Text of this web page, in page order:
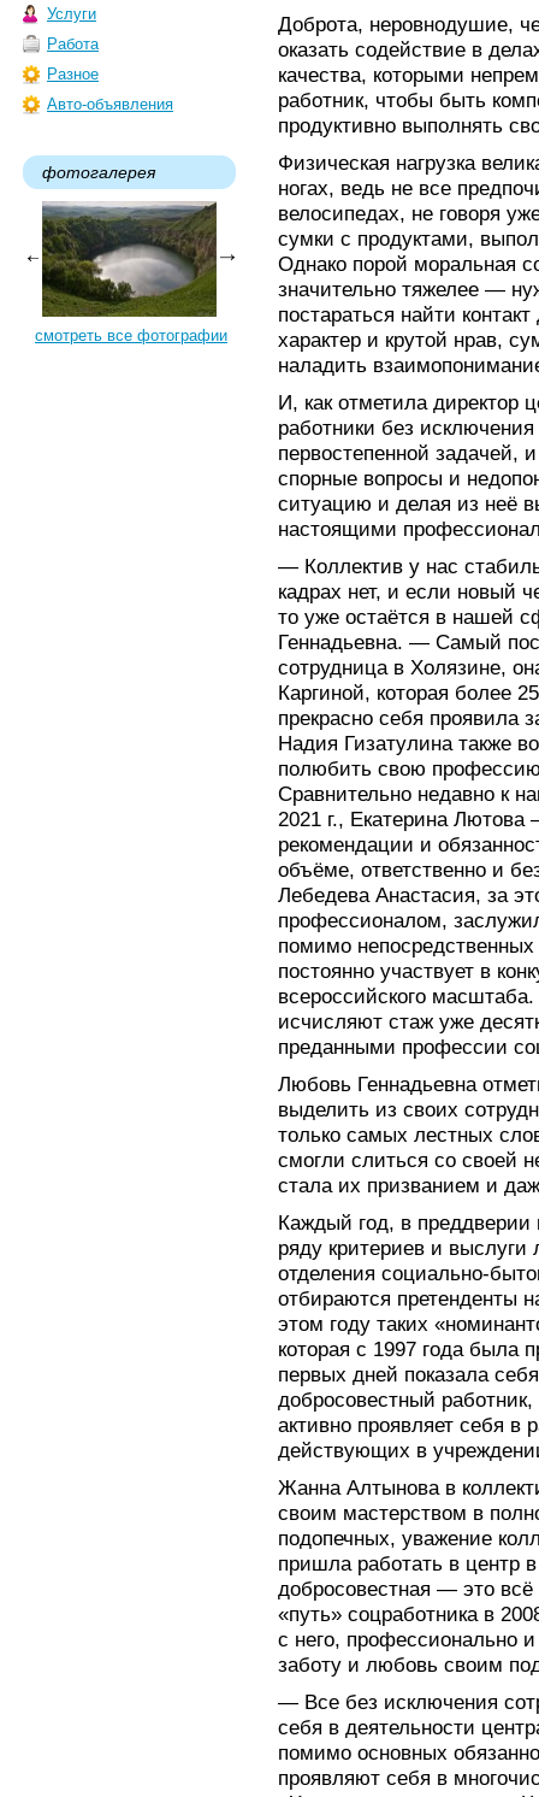
Услуги
Работа
Разное
Авто-объявления
фотогалерея
смотреть все фотографии
Доброта, неровнодушие,
оказать содействие в
качества, которыми
работник, чтобы быть
продуктивно выполнять
Физическая нагрузка
ногах, ведь не все
велосипедах, не говоря
сумки с продуктами,
Однако порой моральная
значительно тяжелее —
постараться найти
характер и крутой нрав,
наладить
И, как отметила директор
работники без
первостепенной задачей,
спорные вопросы и
ситуацию и делая из неё
настоящими
— Коллектив у нас
кадрах нет, и если новый
то уже остаётся в нашей
Геннадьевна. — Самый
сотрудница в Холязине,
Каргиной, которая более
прекрасно себя проявила
Надия Гизатулина также
полюбить свою
Сравнительно недавно к
2021 г., Екатерина Лютова
рекомендации и
объёме, ответственно и
Лебедева Анастасия, за
профессионалом,
помимо
постоянно участвует в
всероссийского
исчисляют стаж уже
преданными профессии
Любовь Геннадьевна
выделить из своих
только самых лестных
смогли слиться со своей
стала их призванием и
Каждый год, в преддверии
ряду критериев и выслуги
отделения социально-
отбираются претенденты
этом году таких
которая с 1997 года была
первых дней показала
добросовестный
активно проявляет себя в
действующих в
Жанна Алтынова в
своим мастерством в
подопечных, уважение
пришла работать в центр
добросовестная — это
«путь» соцработника в
с него, профессионально
заботу и любовь своим
— Все без исключения
себя в деятельности
помимо основных
проявляют себя в